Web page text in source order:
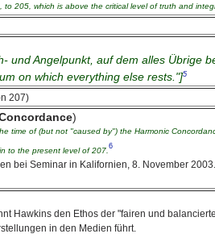
205, which is above the critical level of truth and
und Angelpunkt, auf dem alles Übrige
on which everything else rests."]5
207)
)
time of (but not "caused by") the Harmonic
to the present level of 207.6
bei Seminar in Kalifornien, 8. November 2003.
Hawkins den Ethos der "fairen und
in den Medien führt.